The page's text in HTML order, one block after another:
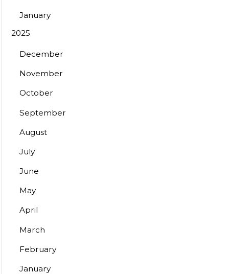
January
2025
December
November
October
September
August
July
June
May
April
March
February
January